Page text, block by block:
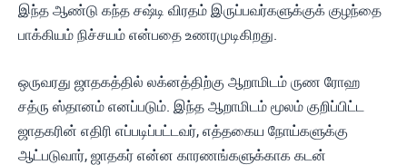
இந்த ஆண்டு கந்த சஷ்டி விரதம் இருப்பவர்களுக்குக் குழந்தை
பாக்கியம் நிச்சயம் என்பதை உணரமுடிகிறது.
ஒருவரது ஜாதகத்தில் லக்னத்திற்கு ஆறாமிடம் ருண ரோஹ
சத்ரு ஸ்தானம் எனப்படும். இந்த ஆறாமிடம் மூலம் குறிப்பிட்ட
ஜாதகரின் எதிரி எப்படிப்பட்டவர், எத்தகைய நோய்களுக்கு
ஆட்படுவார், ஜாதகர் என்ன காரணங்களுக்காக கடன்